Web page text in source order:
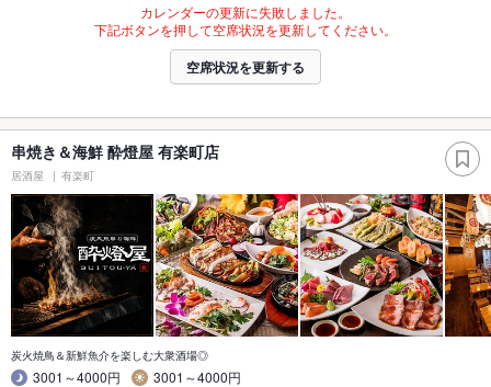
カレンダーの更新に失敗しました。
下記ボタンを押して空席状況を更新してください。
空席状況を更新する
串焼き＆海鮮 酔燈屋 有楽町店
居酒屋 有楽町
炭火焼鳥＆新鮮魚介を楽しむ大衆酒場◎
3001～4000円
3001～4000円